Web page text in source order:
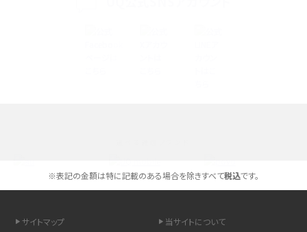
※表記の金額は特に記載のある場合を除きすべて税込です。
サイトマップ
当サイトについて